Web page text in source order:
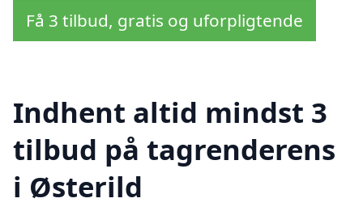
Få 3 tilbud, gratis og uforpligtende
Indhent altid mindst 3
tilbud på tagrenderens
i Østerild